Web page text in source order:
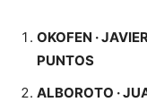
OKOFEN ·
PUNTOS
ALBOROTO ·